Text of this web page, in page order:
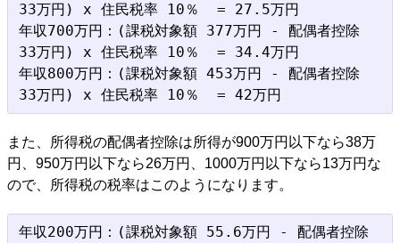
33万円) x 住民税率 10％  = 27.5万円
年収700万円：(課税対象額 377万円 - 配偶者控除
33万円) x 住民税率 10％  = 34.4万円
年収800万円：(課税対象額 453万円 - 配偶者控除
また、所得税の配偶者控除は所得が900万円以下なら38万
円、950万円以下なら26万円、1000万円以下なら13万円な
ので、所得税の税率はこのようになります。
年収200万円：(課税対象額 55.6万円 - 配偶者控除